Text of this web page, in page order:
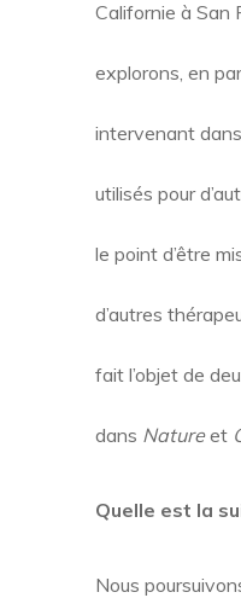
Californie à San
explorons, en
intervenant
utilisés pour
le point d’être
d’autres
fait l’objet de
dans Natureet
Quelle est la
Nous